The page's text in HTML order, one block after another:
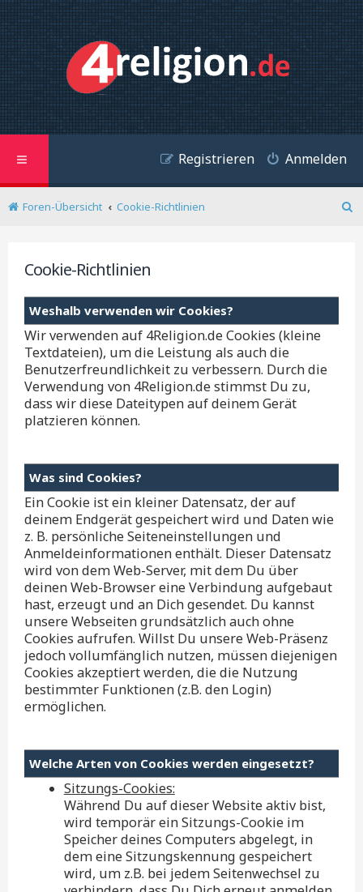
Anmelden
Registrieren
Foren-Übersicht
Cookie-Richtlinien
Cookie-Richtlinien
Weshalb verwenden wir Cookies?
Wir verwenden auf 4Religion.de Cookies (kleine
Textdateien), um die Leistung als auch die
Benutzerfreundlichkeit zu verbessern. Durch die
Verwendung von 4Religion.de stimmst Du zu,
dass wir diese Dateitypen auf deinem Gerät
platzieren können.
Was sind Cookies?
Ein Cookie ist ein kleiner Datensatz, der auf
deinem Endgerät gespeichert wird und Daten wie
z. B. persönliche Seiteneinstellungen und
Anmeldeinformationen enthält. Dieser Datensatz
wird von dem Web-Server, mit dem Du über
deinen Web-Browser eine Verbindung aufgebaut
hast, erzeugt und an Dich gesendet. Du kannst
unsere Webseiten grundsätzlich auch ohne
Cookies aufrufen. Willst Du unsere Web-Präsenz
jedoch vollumfänglich nutzen, müssen diejenigen
Cookies akzeptiert werden, die die Nutzung
bestimmter Funktionen (z.B. den Login)
ermöglichen.
Welche Arten von Cookies werden eingesetzt?
Sitzungs-Cookies:
Während Du auf dieser Website aktiv bist,
wird temporär ein Sitzungs-Cookie im
Speicher deines Computers abgelegt, in
dem eine Sitzungskennung gespeichert
wird, um z.B. bei jedem Seitenwechsel zu